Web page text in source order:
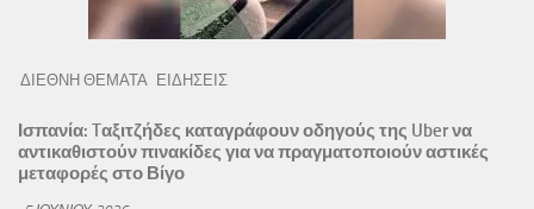
ΔΙΕΘΝΗ ΘΕΜΑΤΑ ΕΙΔΗΣΕΙΣ
Ισπανία: Tαξιτζήδες καταγράφουν οδηγούς της Uber να
αντικαθιστούν πινακίδες για να πραγματοποιούν αστικές
μεταφορές στο Βίγο